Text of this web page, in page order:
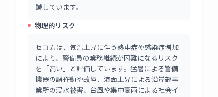
識しています。
物理的リスク
セコムは、気温上昇に伴う熱中症や感染症増加
により、警備員の業務継続が困難になるリスク
を「高い」と評価しています。猛暑による警備
機器の誤作動や故障、海面上昇による沿岸部事
業所の浸水被害、台風や集中豪雨による社会イ